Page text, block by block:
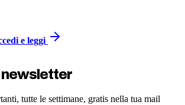
e leggi
newsletter
tutte le settimane, gratis nella tua mail